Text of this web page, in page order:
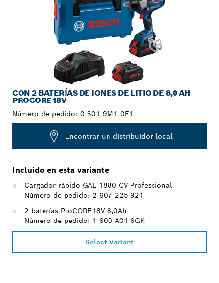
CON 2 BATERÍAS DE IONES DE LITIO DE 8,0 AH
PROCORE18V
Número de pedido: 0 601 9M1 0E1
Encontrar un distribuidor local
Incluido en esta variante
Cargador rápido GAL 1880 CV Professional
Número de pedido: 2 607 225 921
2 baterías ProCORE18V 8,0Ah
Número de pedido: 1 600 A01 6GK
Select Variant